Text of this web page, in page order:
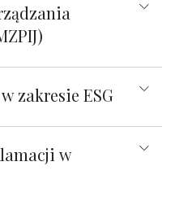
zakresie ESG
w